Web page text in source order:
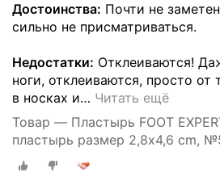
Достоинства: Почти не
сильно не присматриваться.
Недостатки: Отклеиваются!
ноги, отклеиваются, просто от
в носках и… Читать ещё
Товар — Пластырь FOOT
пластырь размер 2,8х4,6 cm,